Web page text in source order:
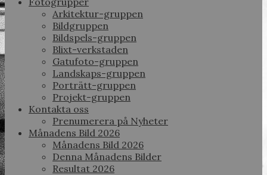
Arkitektur-gruppen
Bildgruppen
Bildspels-gruppen
Blixt-verkstaden
Gatufoto-gruppen
Landskaps-gruppen
Porträtt-gruppen
Projekt-gruppen
Kontakta oss
Prenumerera på Nyheter
Månadens Bild 2026
Månadens Bild 2026
Denna Månadens Bilder
Resultat 2026